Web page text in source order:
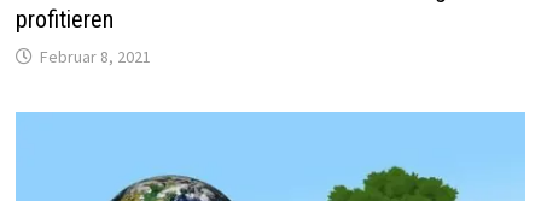
profitieren
Februar 8, 2021